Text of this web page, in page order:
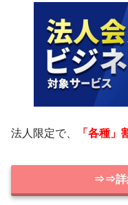
法人限定で、 「各種」
⇒⇒詳